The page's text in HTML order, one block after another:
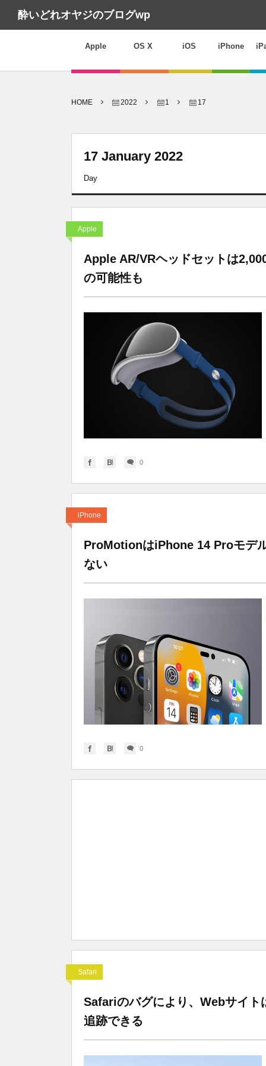
酔いどれオヤジのブログwp
Apple OS X iOS iPhone
HOME 2022 1 17
17 January 2022
Day
Apple
Apple AR/VRヘッドセットは
の可能性も
0
iPhone
ProMotionはiPhone 14 Proモデ
ない
0
Safari
Safariのバグにより、Webサイト
追跡できる